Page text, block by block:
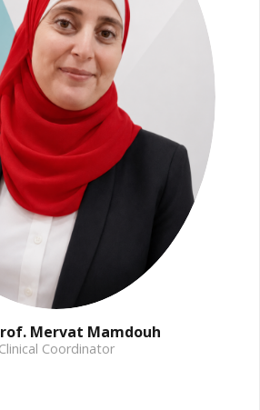
Mervat Mamdouh
Clinical Coordinator